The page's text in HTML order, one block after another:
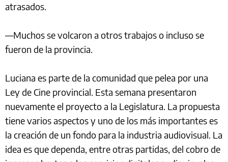
atrasados.
—Muchos se volcaron a otros trabajos o incluso se
fueron de la provincia.
Luciana es parte de la comunidad que pelea por una
Ley de Cine provincial. Esta semana presentaron
nuevamente el proyecto a la Legislatura. La propuesta
tiene varios aspectos y uno de los más importantes es
la creación de un fondo para la industria audiovisual. La
idea es que dependa, entre otras partidas, del cobro de